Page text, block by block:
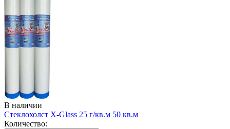
В наличии
Стеклохолст X-Glass 25 г/кв.м 50 кв.м
Количество: